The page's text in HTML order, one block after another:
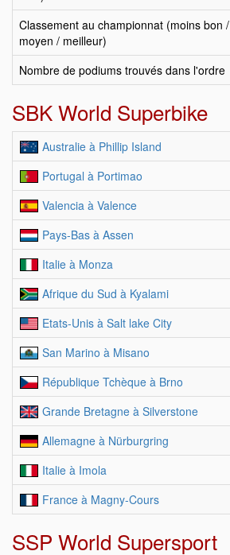
Classement au championnat (moins bon /
moyen / meilleur)
Nombre de podiums trouvés dans l'ordre
SBK World Superbike
Australie à Phillip Island
Portugal à Portimao
Valencia à Valence
Pays-Bas à Assen
Italie à Monza
Afrique du Sud à Kyalami
Etats-Unis à Salt lake City
San Marino à Misano
République Tchèque à Brno
Grande Bretagne à Silverstone
Allemagne à Nürburgring
Italie à Imola
France à Magny-Cours
SSP World Supersport